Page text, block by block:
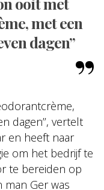
met een
dagen”
dagen’’, vertelt
en heeft naar
om het bedrijf te
te bereiden op
man Ger was